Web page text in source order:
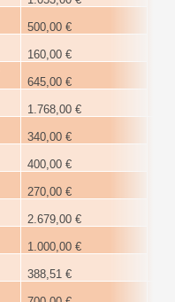
500,00 €
160,00 €
645,00 €
1.768,00 €
340,00 €
400,00 €
270,00 €
2.679,00 €
1.000,00 €
388,51 €